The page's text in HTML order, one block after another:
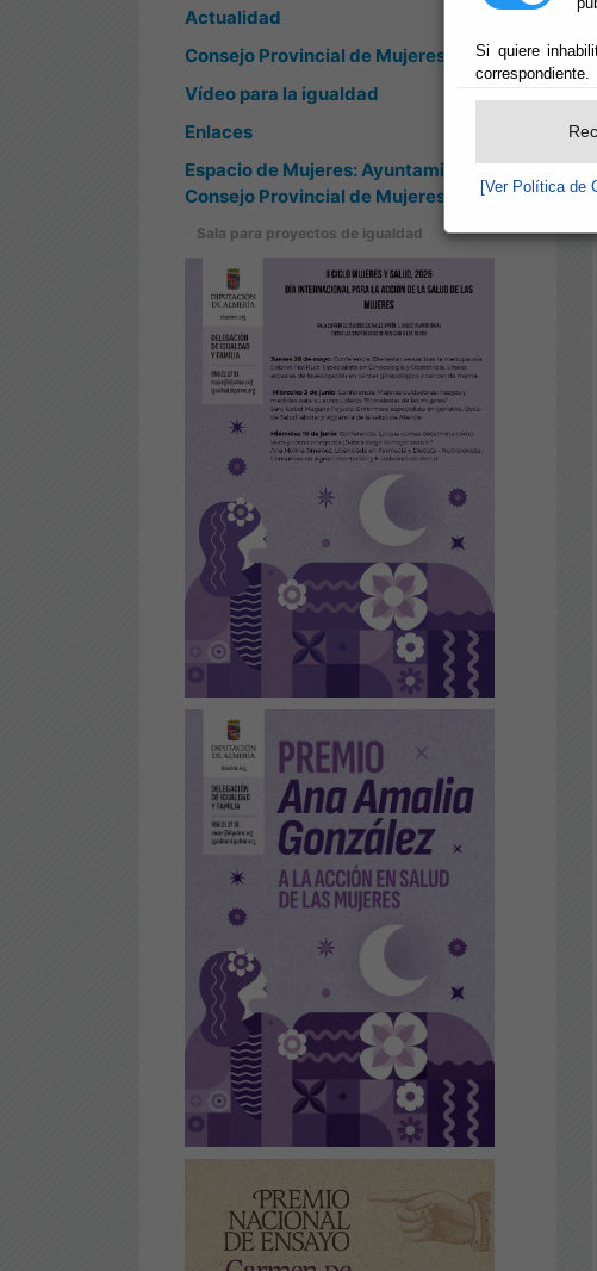
Si quiere
correspondiente.
[Ver Política de
Actualidad
Consejo Provincial de Mujeres
Vídeo para la igualdad
Enlaces
Espacio de Mujeres: Ayuntamientos y
Consejo Provincial de Mujeres
Sala para proyectos de igualdad